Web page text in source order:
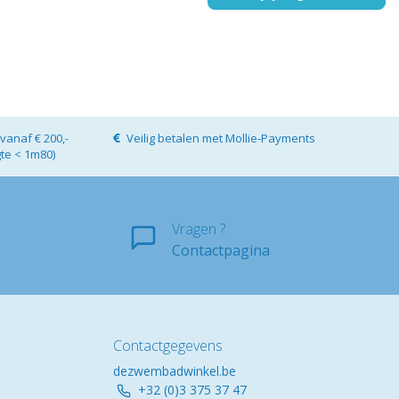
€ 200,-
< 1m80)
Veilig betalen met Mollie-Payments
Vragen ?
Contactpagina
Contactgegevens
dezwembadwinkel.be
+32 (0)3 375 37 47